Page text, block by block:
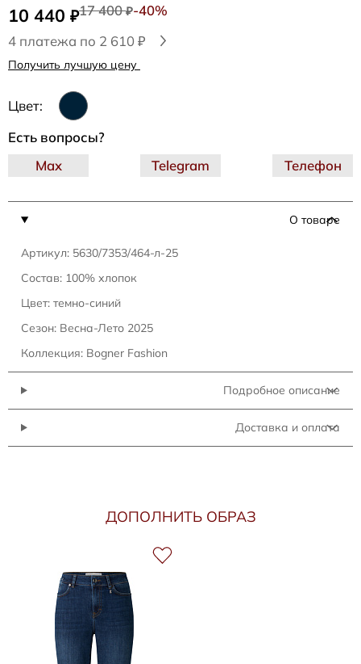
10 440 ₽17 400₽-40%
4 платежа по 2 610 ₽
Получить лучшую цену
Цвет:
О товаре
Артикул: 5630/7353/464-л-25
Состав: 100% хлопок
Цвет: темно-синий
Сезон: Весна-Лето 2025
Коллекция: Bogner Fashion
Подробное описание
Доставка и оплата
Есть вопросы?
Telegram
Max Телефон
ДОПОЛНИТЬ ОБРАЗ